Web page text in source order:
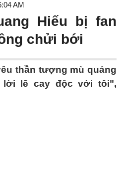
AM
Hiếu bị fan
chửi bới
thần tượng mù quáng
lời lẽ cay độc với tôi",